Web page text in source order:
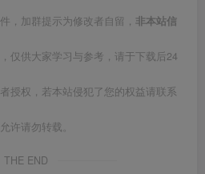
，加群提示为修改者自留， 非本站信
仅供大家学习与参考，请于下载后24
授权，若本站侵犯了您的权益请联系
许请勿转载。
THE END